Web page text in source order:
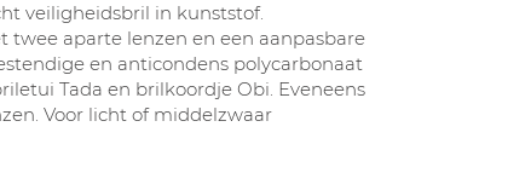
veiligheidsbril in kunststof.
twee aparte lenzen en een aanpasbare
en anticondens polycarbonaat
Tada en brilkoordje Obi. Eveneens
Voor licht of middelzwaar